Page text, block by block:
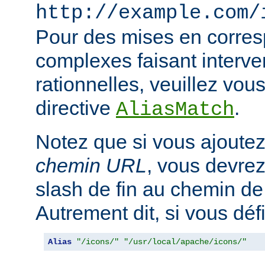
http://
Pour des mises en
complexes faisant
rationnelles, veuillez
directive AliasMatch.
Notez que si vous
chemin URL, vous
slash de fin au chemin
Autrement dit, si vous
Alias "/icons/" "/usr/local/apache/icons/"